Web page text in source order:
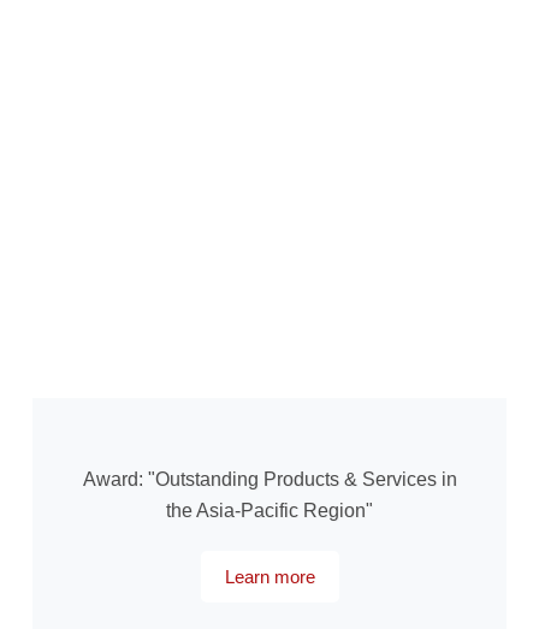
Award: "Outstanding Products & Services in
the Asia-Pacific Region"
Learn more